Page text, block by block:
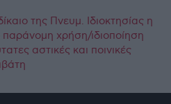
της Πνευμ. Ιδιοκτησίας η
χρήση/ιδιοποίηση
αστικές και ποινικές